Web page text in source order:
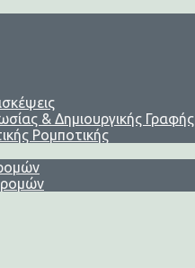
& Δημιουργικής Γραφής
Ρομποτικής